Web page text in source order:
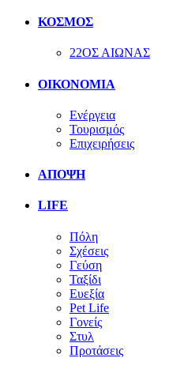
ΚΟΣΜΟΣ
22ΟΣ ΑΙΩΝΑΣ
ΟΙΚΟΝΟΜΙΑ
Ενέργεια
Τουρισμός
Επιχειρήσεις
ΑΠΟΨΗ
LIFE
Πόλη
Σχέσεις
Γεύση
Ταξίδι
Ευεξία
Pet Life
Γονείς
Στυλ
Προτάσεις